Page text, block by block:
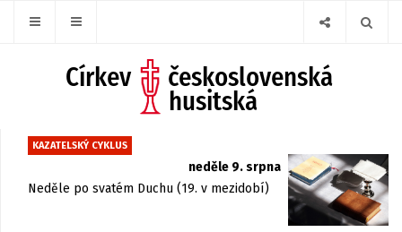
KAZATELSKÝ CYKLUS
neděle 9. srpna
Neděle po svatém Duchu (19. v mezidobí)